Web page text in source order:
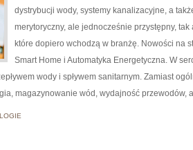
dystrybucji wody, systemy kanalizacyjne, a
merytoryczny, ale jednocześnie przystępny,
które dopiero wchodzą w branżę. Nowości na
Smart Home i Automatyka Energetyczna. W
wody i spływem sanitarnym. Zamiast
magazynowanie wód, wydajność przewodów, a